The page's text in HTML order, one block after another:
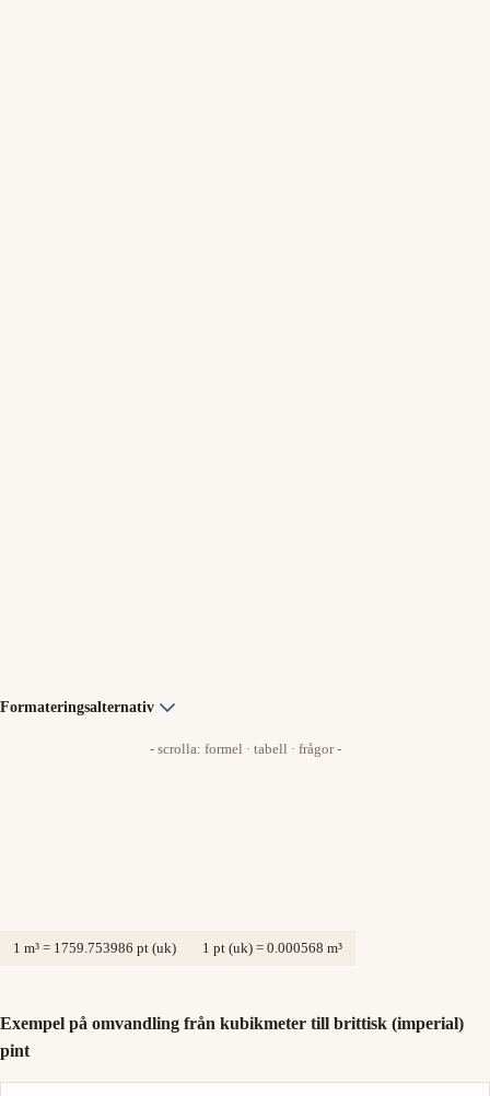
Formateringsalternativ
- scrolla: formel · tabell · frågor -
1 m³ = 1759.753986 pt (uk) 1 pt (uk) = 0.000568 m³
Exempel på omvandling från kubikmeter till brittisk (imperial)
pint